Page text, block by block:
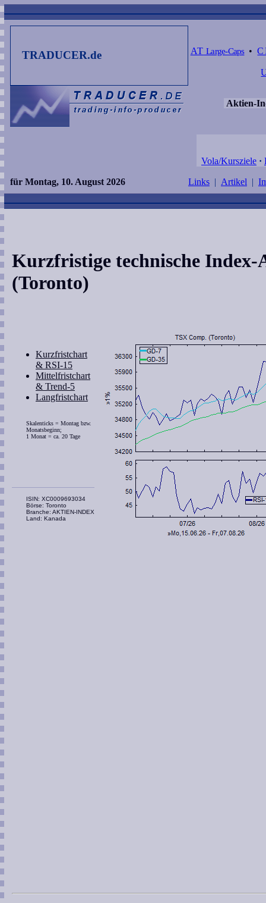
TRADUCER.de AT Large-Caps•
Aktien-
Vola/Kursziele ·
für Montag, 10. August 2026 Links | Artikel |
Kurzfristige technische Index-
(Toronto)
Kurzfristchart
& RSI-15
Mittelfristchart
& Trend-5
Langfristchart
Skalenticks = Montag bzw.
Monatsbeginn;
1 Monat = ca. 20 Tage
ISIN: XC0009693034
Börse: Toronto
Branche: AKTIEN-INDEX
Land: Kanada